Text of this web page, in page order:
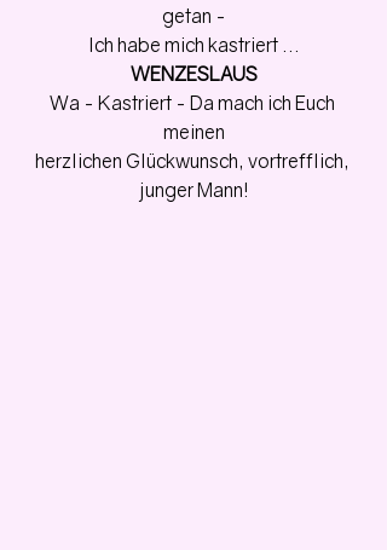
getan -
Ich habe mich kastriert ...
WENZESLAUS
Wa - Kastriert - Da mach ich Euch
meinen
herzlichen Glückwunsch, vortrefflich,
junger Mann!